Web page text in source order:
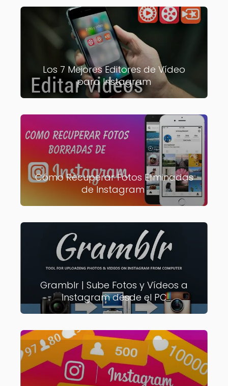
Los 7 Mejores Editores de Vídeo
para Instagram
Cómo Recuperar Fotos Eliminadas
de Instagram
Gramblr | Sube Fotos y Vídeos a
Instagram desde el PC